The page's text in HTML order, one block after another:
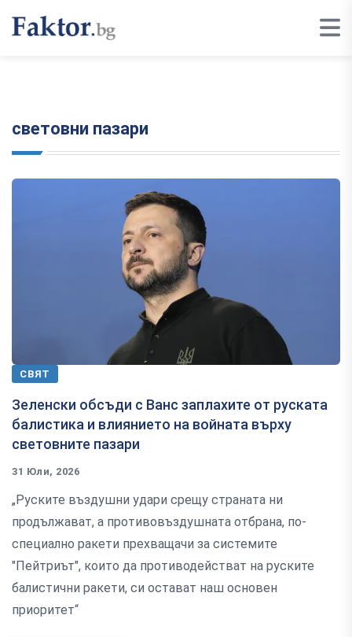
световни пазари
СВЯТ
Зеленски обсъди с Ванс заплахите от руската
балистика и влиянието на войната върху
световните пазари
31 Юли, 2026
„Руските въздушни удари срещу страната ни
продължават, а противовъздушната отбрана, по-
специално ракети прехващачи за системите
"Пейтриът", които да противодействат на руските
балистични ракети, си остават наш основен
приоритет“